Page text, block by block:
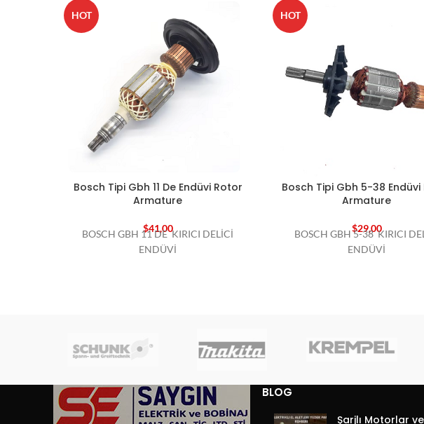
HOT
Bosch Tipi Gbh 11 De Endüvi Rotor
Armature
$41,00
BOSCH GBH 11 DE KIRICI DELİCİ
ENDÜVİ
HOT
Bosch Tipi Gbh 5-38 Endüvi
Armature
$29,00
BOSCH GBH 5-38 KIRICI
ENDÜVİ
BLOG
Şarjlı Motorlar